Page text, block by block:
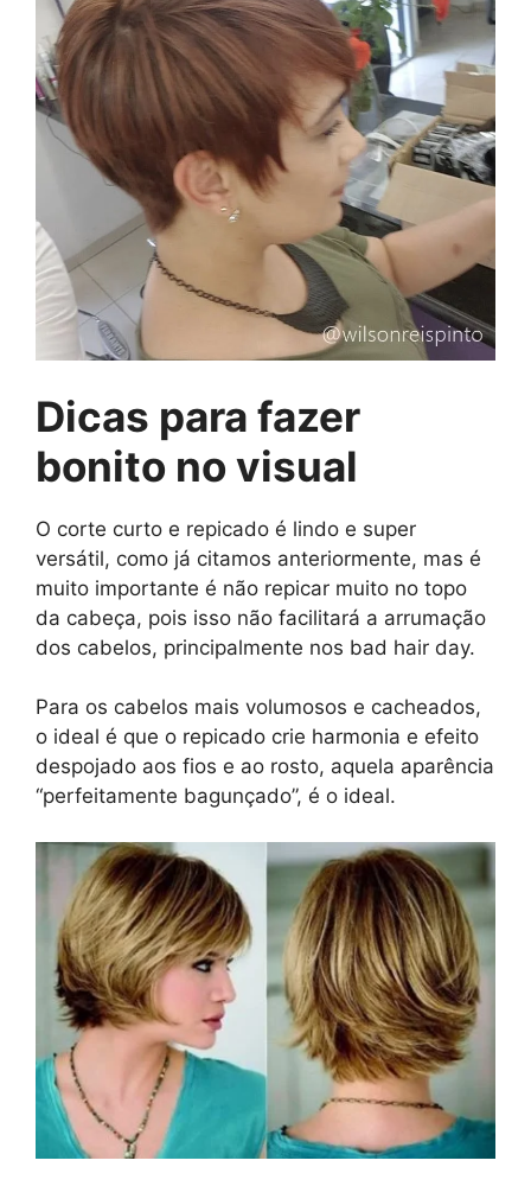
Dicas para fazer
bonito no visual
O corte curto e repicado é lindo e super
versátil, como já citamos anteriormente, mas é
muito importante é não repicar muito no topo
da cabeça, pois isso não facilitará a arrumação
dos cabelos, principalmente nos bad hair day.
Para os cabelos mais volumosos e cacheados,
o ideal é que o repicado crie harmonia e efeito
despojado aos fios e ao rosto, aquela aparência
“perfeitamente bagunçado”, é o ideal.